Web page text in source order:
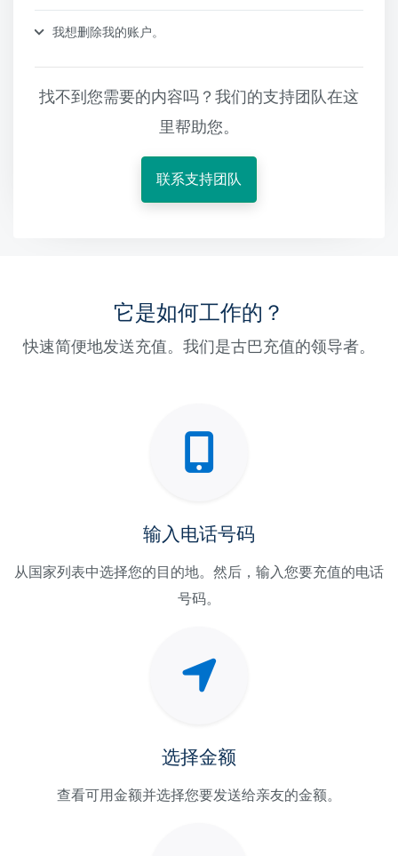
我想删除我的账户。
找不到您需要的内容吗？我们的支持团队在这
里帮助您。
联系支持团队
它是如何工作的？
快速简便地发送充值。我们是古巴充值的领导者。
输入电话号码
从国家列表中选择您的目的地。然后，输入您要充值的电话
号码。
选择金额
查看可用金额并选择您要发送给亲友的金额。